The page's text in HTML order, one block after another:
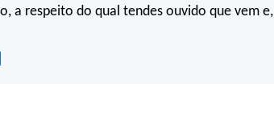
a respeito do qual tendes ouvido que vem e,